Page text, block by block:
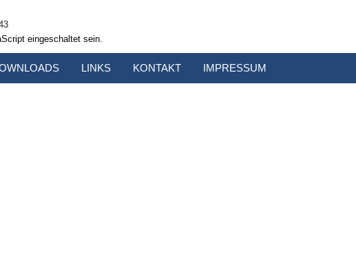
eingeschaltet sein.
LINKS KONTAKT IMPRESSUM